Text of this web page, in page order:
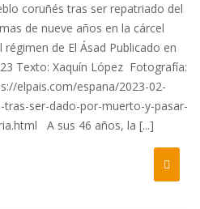
coruñés tras ser repatriado del
de nueve años en la cárcel
de El Ásad Publicado en
Texto: Xaquín López Fotografía:
elpais.com/espana/2023-02-
tras-ser-dado-por-muerto-y-pasar-
A sus 46 años, la [...]